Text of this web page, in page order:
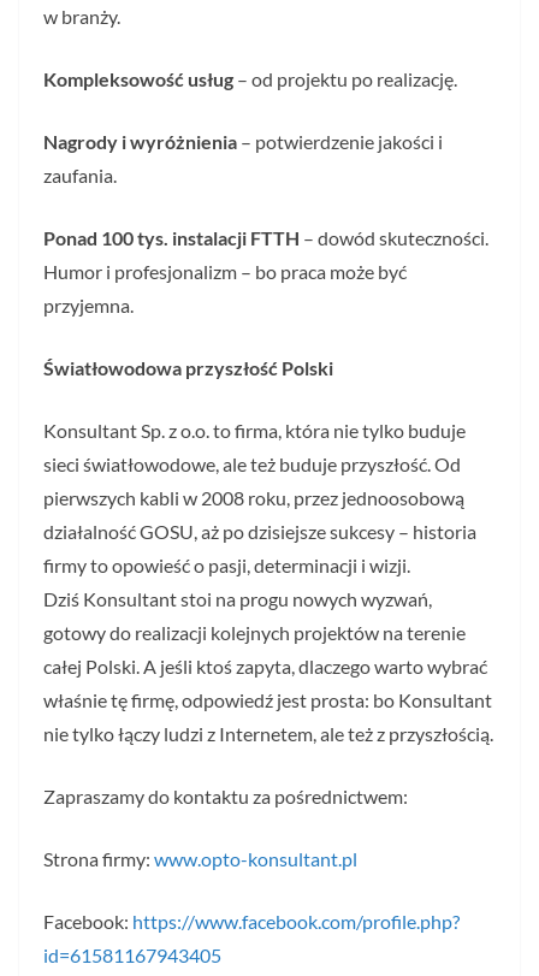
w branży.
Kompleksowość usług – od projektu po realizację.
Nagrody i wyróżnienia – potwierdzenie jakości i
zaufania.
Ponad 100 tys. instalacji FTTH – dowód skuteczności.
Humor i profesjonalizm – bo praca może być
przyjemna.
Światłowodowa przyszłość Polski
Konsultant Sp. z o.o. to firma, która nie tylko buduje
sieci światłowodowe, ale też buduje przyszłość. Od
pierwszych kabli w 2008 roku, przez jednoosobową
działalność GOSU, aż po dzisiejsze sukcesy – historia
firmy to opowieść o pasji, determinacji i wizji.
Dziś Konsultant stoi na progu nowych wyzwań,
gotowy do realizacji kolejnych projektów na terenie
całej Polski. A jeśli ktoś zapyta, dlaczego warto wybrać
właśnie tę firmę, odpowiedź jest prosta: bo Konsultant
nie tylko łączy ludzi z Internetem, ale też z przyszłością.
Zapraszamy do kontaktu za pośrednictwem:
Strona firmy: www.opto-konsultant.pl
Facebook: https://www.facebook.com/profile.php?
id=61581167943405